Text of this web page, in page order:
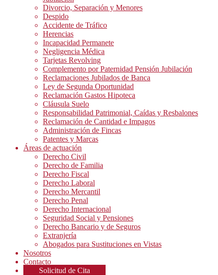
Divorcio, Separación y Menores
Despido
Accidente de Tráfico
Herencias
Incapacidad Permanete
Negligencia Médica
Tarjetas Revolving
Complemento por Paternidad Pensión Jubilación
Reclamaciones Jubilados de Banca
Ley de Segunda Oportunidad
Reclamación Gastos Hipoteca
Cláusula Suelo
Responsabilidad Patrimonial, Caídas y Resbalones
Reclamación de Cantidad e Impagos
Administración de Fincas
Patentes y Marcas
Áreas de actuación
Derecho Civil
Derecho de Familia
Derecho Fiscal
Derecho Laboral
Derecho Mercantil
Derecho Penal
Derecho Internacional
Seguridad Social y Pensiones
Derecho Bancario y de Seguros
Extranjería
Abogados para Sustituciones en Vistas
Nosotros
Contacto
Solicitud de Cita